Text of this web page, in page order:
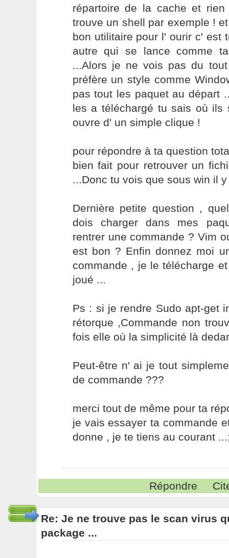
répartoire de la cache et
trouve un shell par exemple !
bon utilitaire pour l' ourir c' est
autre qui se lance comme
...Alors je ne vois pas du
préfère un style comme
pas tout les paquet au départ
les a téléchargé tu sais où
ouvre d' un simple clique !
pour répondre à ta question
bien fait pour retrouver un
...Donc tu vois que sous win il
Dernière petite question ,
dois charger dans mes
rentrer une commande ? Vim
est bon ? Enfin donnez moi
commande , je le télécharge
joué ...
Ps : si je rendre Sudo apt-get
rétorque ,Commande non
fois elle où la simplicité là
Peut-être n' ai je tout
de commande ???
merci tout de même pour ta
je vais essayer ta commande
donne , je te tiens au courant
Répondre
Re: Je ne trouve pas le scan virus
package ...